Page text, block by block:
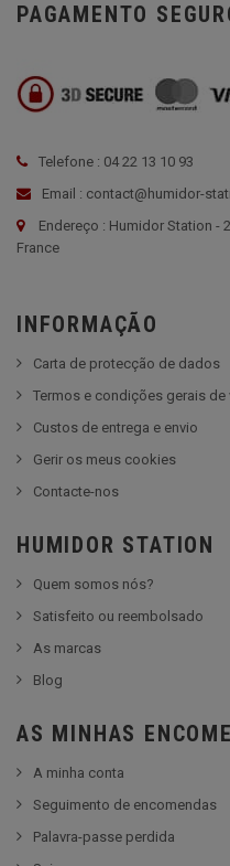
PAGAMENTO
Telefone : 04 22 13 10 93
Email : contact@humidor-
Endereço : Humidor Station -
France
INFORMAÇÃO
Carta de protecção de dados
Termos e condições gerais de
Custos de entrega e envio
Gerir os meus cookies
Contacte-nos
HUMIDOR STATION
Quem somos nós?
Satisfeito ou reembolsado
As marcas
Blog
AS MINHAS
A minha conta
Seguimento de encomendas
Palavra-passe perdida